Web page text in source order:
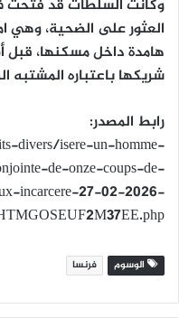
وكانت السلطات قد فتحت
العثور على الضحية، وهي
هامدة داخل مسكنها، قبل
شريكها باعتباره المشتبه
رابط المصدر:
divers/isere-un-homme-
de-onze-coups-de-
incarcere-27-02-2026-
الوسوم فرنسا